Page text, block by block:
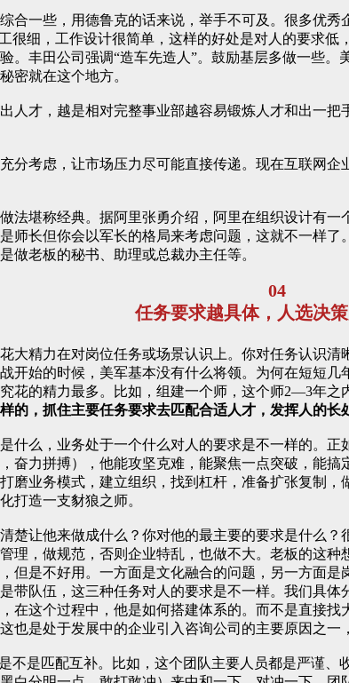
合一些，用德鲁克的话来说，举手不可及。很多优
很细，工作设计很简单，这样的好处是对人的要求
。丰田公司强调“造车先造人”。鼓励基层多做一些
密就在这个地方。
人才，越是相对完整事业部越容易锻炼人才和出一
分考虑，让市场压力尽可能直接传递。现在互联网
法堪称经典。据阿里张勇介绍，阿里在组织设计有
师长但你会以军长的格局来考虑问题，这就不一样
做老板的秘书、助理或总裁办主任等。
04
任务要求越具体，人选决
大精力在对岗位任务或场景认识上。你对任务认识
开始的时候，美军基本没有什么将领。为何在短短
花的精力最多。比如，组建一个师，这个师2—3年之
的，抓住主要任务要求去匹配合适人才，发挥人的长
什么，业务处于一个什么对人的要求是不一样的。
奋力拼搏），他能攻坚克难，能聚焦一点突破，能
磨业务模式，建立组织，找到杠杆，准备扩张复制
打造一支豺狼之师。
楚让他来做成什么？你对他的最主要的要求是什么
理，做规范，否则企业特乱，也做不大。老板的这
但是不好用。一方面是文化融合的问题，另一方面
带队伍，这三种任务对人的要求是不一样。我们具
在这个过程中，他是如何搭建体系的。而不是直接
也是处于发展中的企业引入咨询公司的主要原因之一
不是匹配互补。比如，这个团队主要人员都是严谨